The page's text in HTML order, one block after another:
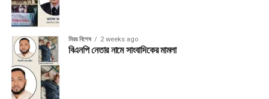
মিরর বিশেষ 2 weeks ago
বিএনপি নেতার নামে সাংবাদিকের মামলা